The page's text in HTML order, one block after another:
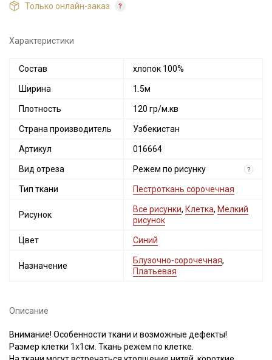
Только онлайн-заказ
Характеристики
Состав хлопок 100%
Ширина 1.5м
Плотность 120 гр/м.кв
Страна производитель Узбекистан
Артикул 016664
Вид отреза Режем по рисунку ?
Тип ткани Пестроткань сорочечная
Рисунок
Все рисунки, Клетка, Мелкий
рисунок
Цвет Синий
Назначение
Блузочно-сорочечная,
Платьевая
Описание
Внимание! Особенности ткани и возможные дефекты!
Размер клетки 1х1см. Ткань режем по клетке.